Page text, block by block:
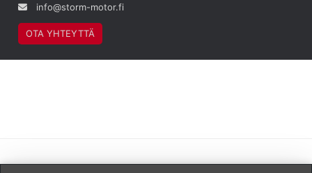
info@storm-motor.fi
OTA YHTEYTTÄ